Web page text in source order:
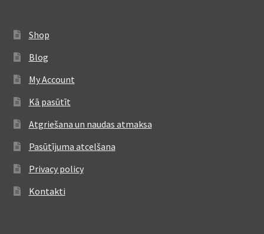
Shop
Blog
My Account
Kā pasūtīt
Atgriešana un naudas atmaksa
Pasūtījuma atcelšana
Privacy policy
Kontakti